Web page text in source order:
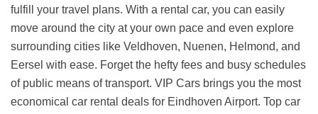
fulfill your travel plans. With a rental car, you can easily
move around the city at your own pace and even explore
surrounding cities like Veldhoven, Nuenen, Helmond, and
Eersel with ease. Forget the hefty fees and busy schedules
of public means of transport. VIP Cars brings you the most
economical car rental deals for Eindhoven Airport. Top car